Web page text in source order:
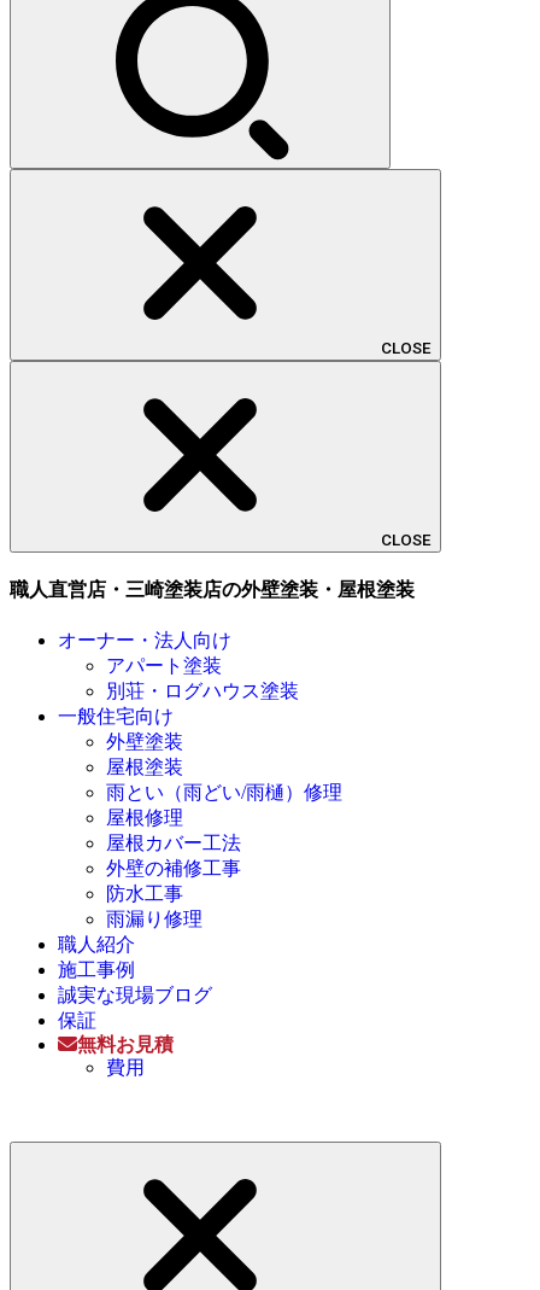
CLOSE
CLOSE
職人直営店・三崎塗装店の外壁塗装・屋根塗装
オーナー・法人向け
アパート塗装
別荘・ログハウス塗装
一般住宅向け
外壁塗装
屋根塗装
雨とい（雨どい/雨樋）修理
屋根修理
屋根カバー工法
外壁の補修工事
防水工事
雨漏り修理
職人紹介
施工事例
誠実な現場ブログ
保証
無料お見積
費用